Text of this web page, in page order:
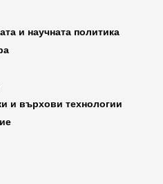
и научната политика
и върхови технологии